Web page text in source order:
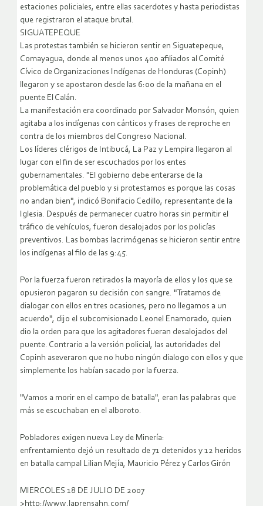
estaciones policiales, entre ellas sacerdotes y hasta periodistas
que registraron el ataque brutal.
SIGUATEPEQUE
Las protestas también se hicieron sentir en Siguatepeque,
Comayagua, donde al menos unos 400 afiliados al Comité
Cívico de Organizaciones Indígenas de Honduras (Copinh)
llegaron y se apostaron desde las 6:00 de la mañana en el
puente El Calán.
La manifestación era coordinado por Salvador Monsón, quien
agitaba a los indígenas con cánticos y frases de reproche en
contra de los miembros del Congreso Nacional.
Los líderes clérigos de Intibucá, La Paz y Lempira llegaron al
lugar con el fin de ser escuchados por los entes
gubernamentales. "El gobierno debe enterarse de la
problemática del pueblo y si protestamos es porque las cosas
no andan bien", indicó Bonifacio Cedillo, representante de la
Iglesia. Después de permanecer cuatro horas sin permitir el
tráfico de vehículos, fueron desalojados por los policías
preventivos. Las bombas lacrimógenas se hicieron sentir entre
los indígenas al filo de las 9:45.
Por la fuerza fueron retirados la mayoría de ellos y los que se
opusieron pagaron su decisión con sangre. "Tratamos de
dialogar con ellos en tres ocasiones, pero no llegamos a un
acuerdo", dijo el subcomisionado Leonel Enamorado, quien
dio la orden para que los agitadores fueran desalojados del
puente. Contrario a la versión policial, las autoridades del
Copinh aseveraron que no hubo ningún dialogo con ellos y que
simplemente los habían sacado por la fuerza.
"Vamos a morir en el campo de batalla", eran las palabras que
más se escuchaban en el alboroto.
Pobladores exigen nueva Ley de Minería:
enfrentamiento dejó un resultado de 71 detenidos y 12 heridos
en batalla campal Lilian Mejía, Mauricio Pérez y Carlos Girón
MIERCOLES 18 DE JULIO DE 2007
>http://www.laprensahn.com/